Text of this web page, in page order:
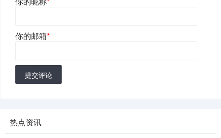
你的邮箱*
提交评论
热点资讯